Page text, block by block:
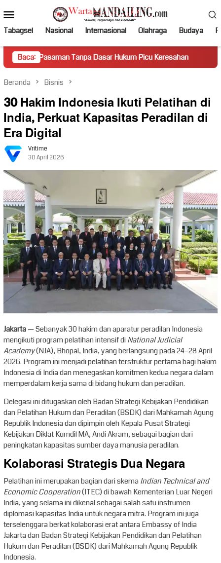
ke
kontenMobile
Tabagsel Nasional Internasional Olahraga Budaya
Baca:
Tanpa Dasar Hukum Picu Keresahan Truk Miring
Beranda Bisnis
30 Hakim Indonesia Ikuti Pelatihan di
India, Perkuat Kapasitas Peradilan di
Era Digital
Vritime
30 April 2026
Jakarta— Sebanyak 30 hakim dan aparatur peradilan Indonesia
mengikuti program pelatihan intensif diNational Judicial
Academy(NJA), Bhopal, India, yang berlangsung pada 24–28 April
2026. Program ini menjadi pelatihan terstruktur pertama bagi hakim
Indonesia di India dan menegaskan komitmen kedua negara dalam
memperdalam kerja sama di bidang hukum dan peradilan.
Delegasi ini ditugaskan oleh Badan Strategi Kebijakan Pendidikan
dan Pelatihan Hukum dan Peradilan (BSDK) dari Mahkamah Agung
Republik Indonesia dan dipimpin oleh Kepala Pusat Strategi
Kebijakan Diklat Kumdil MA, Andi Akram, sebagai bagian dari
peningkatan kapasitas sumber daya manusia peradilan.
Kolaborasi Strategis Dua Negara
Pelatihan ini merupakan bagian dari skemaIndian Technical and
Economic Cooperation(ITEC) di bawah Kementerian Luar Negeri
India, yang selama ini dikenal sebagai salah satu instrumen
diplomasi kapasitas India untuk negara mitra. Program ini juga
terselenggara berkat kolaborasi erat antara Embassy of India
Jakarta dan Badan Strategi Kebijakan Pendidikan dan Pelatihan
Hukum dan Peradilan (BSDK) dari Mahkamah Agung Republik
Indonesia.